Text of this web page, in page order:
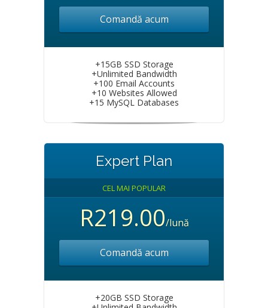
Comandă acum
+15GB SSD Storage
+Unlimited Bandwidth
+100 Email Accounts
+10 Websites Allowed
+15 MySQL Databases
Expert Plan
CEL MAI POPULAR
R219.00/lună
Comandă acum
+20GB SSD Storage